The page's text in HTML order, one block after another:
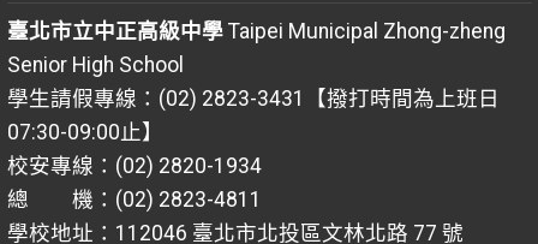
臺北市立中正高級中學Taipei Municipal Zhong-zheng
Senior High School
學生請假專線：(02) 2823-3431【撥打時間為上班日
07:30-09:00止】
校安專線：(02) 2820-1934
總 機：(02) 2823-4811
學校地址：112046 臺北市北投區文林北路 77 號